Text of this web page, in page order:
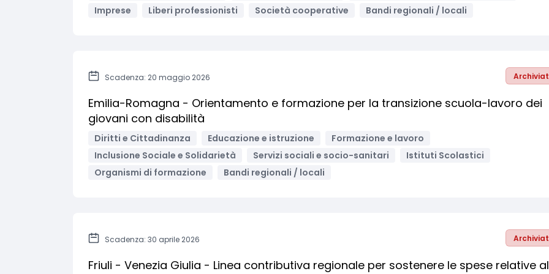
Imprese Liberi professionisti Società cooperative Bandi regionali / locali
Scadenza: 20 maggio 2026
Emilia-Romagna - Orientamento e formazione per la transizione scuola-lavoro dei
giovani con disabilità
Diritti e Cittadinanza Educazione e istruzione
Formazione e lavoro
Inclusione Sociale e Solidarietà
Servizi sociali e socio-sanitari
Istituti Scolastici
Organismi di formazione
Bandi regionali / locali
Scadenza: 30 aprile 2026
Friuli - Venezia Giulia - Linea contributiva regionale per sostenere le spese relative al